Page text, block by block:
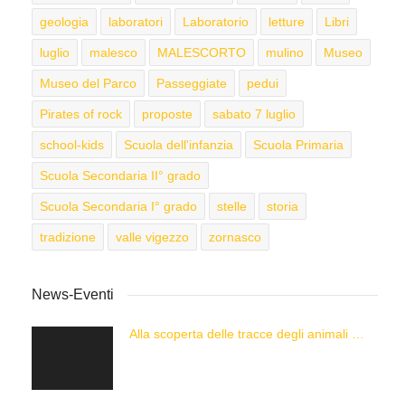
geologia laboratori Laboratorio letture Libri
luglio malesco MALESCORTO mulino Museo
Museo del Parco Passeggiate pedui
Pirates of rock proposte sabato 7 luglio
school-kids Scuola dell'infanzia Scuola Primaria
Scuola Secondaria II° grado
Scuola Secondaria I° grado stelle storia
tradizione valle vigezzo zornasco
News-Eventi
Alla scoperta delle tracce degli animali delle Alpi con “Caccia alla Traccia!”